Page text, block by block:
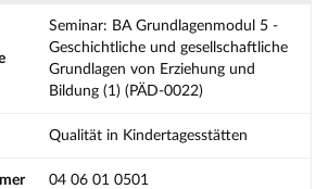
Seminar: BA Grundlagenmodul 5 -
Geschichtliche und gesellschaftliche
Grundlagen von Erziehung und
Bildung (1) (PÄD-0022)
Qualität in Kindertagesstätten
04 06 01 0501